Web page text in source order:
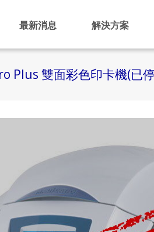
最新消息 解決方案
Plus 雙面彩色印卡機(已